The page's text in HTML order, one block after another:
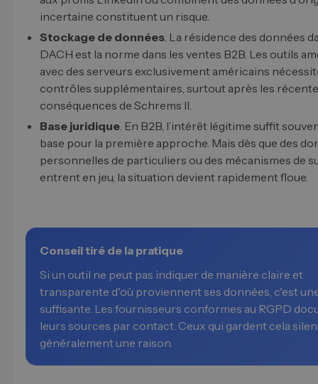
incertaine constituent un risque.
Stockage de données. La résidence des données
DACH est la norme dans les ventes B2B. Les outils
avec des serveurs exclusivement américains
contrôles supplémentaires, surtout après les
conséquences de Schrems II.
Base juridique. En B2B, l’intérêt légitime suffit
base pour la première approche. Mais dès que des
personnelles de particuliers ou des mécanismes de
entrent en jeu, la situation devient rapidement floue.
Conseil tiré de la pratique
Si un outil ne peut pas indiquer de manière claire et
transparente d'où proviennent ses données, c'est
suffisante. Les fournisseurs conformes au RGPD
leurs sources par contact. Ceux qui gardent cela
généralement une raison.